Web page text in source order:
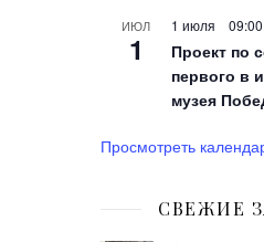
ИЮЛ
1
1 июля 09:00
Проект по
первого в
музея
Просмотреть
СВЕЖИЕ